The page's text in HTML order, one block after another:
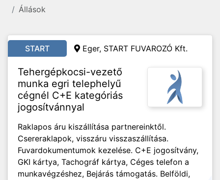
Állások
START Eger, START FUVAROZÓ Kft.
Tehergépkocsi-vezető
munka egri telephelyű
cégnél C+E kategóriás
jogosítvánnyal
Raklapos áru kiszállítása partnereinktől.
Csereraklapok, visszáru visszaszállítása.
Fuvardokumentumok kezelése. C+E jogosítvány,
GKI kártya, Tachográf kártya, Céges telefon a
munkavégzéshez, Bejárás támogatás. Belföldi,